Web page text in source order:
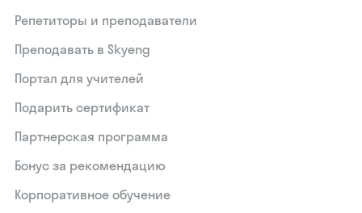
Репетиторы и преподаватели
Преподавать в Skyeng
Портал для учителей
Подарить сертификат
Партнерская программа
Бонус за рекомендацию
Корпоративное обучение